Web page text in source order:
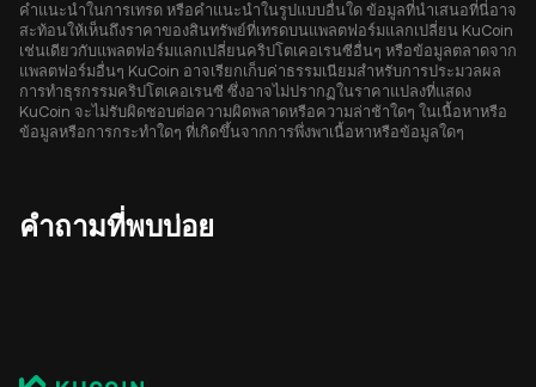
คำแนะนำในการเทรด หรือคำแนะนำในรูปแบบอื่นใด ข้อมูลที่นำเสนอที่นี่อาจ
สะท้อนให้เห็นถึงราคาของสินทรัพย์ที่เทรดบนแพลตฟอร์มแลกเปลี่ยน KuCoin
เช่นเดียวกับแพลตฟอร์มแลกเปลี่ยนคริปโตเคอเรนซีอื่นๆ หรือข้อมูลตลาดจาก
แพลตฟอร์มอื่นๆ KuCoin อาจเรียกเก็บค่าธรรมเนียมสำหรับการประมวลผล
การทำธุรกรรมคริปโตเคอเรนซี ซึ่งอาจไม่ปรากฏในราคาแปลงที่แสดง
KuCoin จะไม่รับผิดชอบต่อความผิดพลาดหรือความล่าช้าใดๆ ในเนื้อหาหรือ
ข้อมูลหรือการกระทำใดๆ ที่เกิดขึ้นจากการพึ่งพาเนื้อหาหรือข้อมูลใดๆ
คำถามที่พบบ่อย